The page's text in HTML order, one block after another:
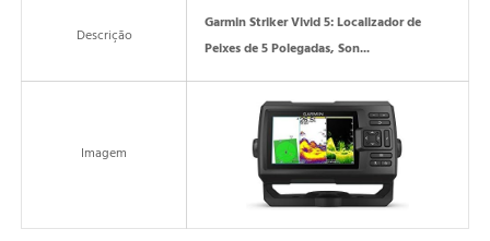
Descrição
Garmin Striker Vivid 5: Localizador de
Peixes de 5 Polegadas, Son...
Imagem